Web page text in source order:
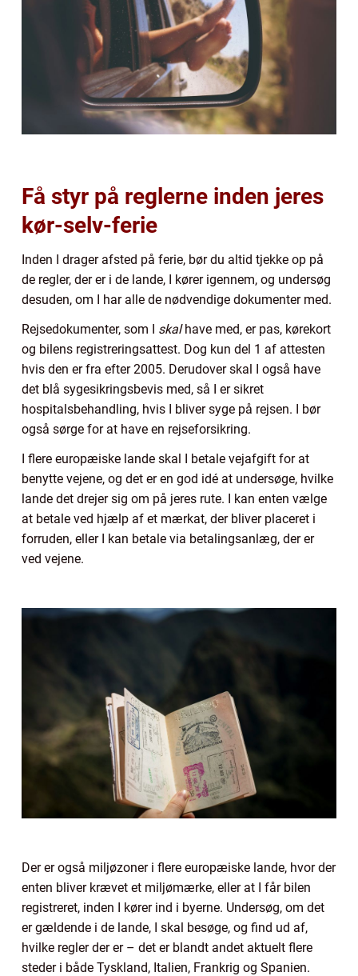
Få styr på reglerne inden jeres
kør-selv-ferie
Inden I drager afsted på ferie, bør du altid tjekke op på
de regler, der er i de lande, I kører igennem, og undersøg
desuden, om I har alle de nødvendige dokumenter med.
Rejsedokumenter, som I skalhave med, er pas, kørekort
og bilens registreringsattest. Dog kun del 1 af attesten
hvis den er fra efter 2005. Derudover skal I også have
det blå sygesikringsbevis med, så I er sikret
hospitalsbehandling, hvis I bliver syge på rejsen. I bør
også sørge for at have en rejseforsikring.
I flere europæiske lande skal I betale vejafgift for at
benytte vejene, og det er en god idé at undersøge, hvilke
lande det drejer sig om på jeres rute. I kan enten vælge
at betale ved hjælp af et mærkat, der bliver placeret i
forruden, eller I kan betale via betalingsanlæg, der er
ved vejene.
Der er også miljøzoner i flere europæiske lande, hvor der
enten bliver krævet et miljømærke, eller at I får bilen
registreret, inden I kører ind i byerne. Undersøg, om det
er gældende i de lande, I skal besøge, og find ud af,
hvilke regler der er – det er blandt andet aktuelt flere
steder i både Tyskland, Italien, Frankrig og Spanien.